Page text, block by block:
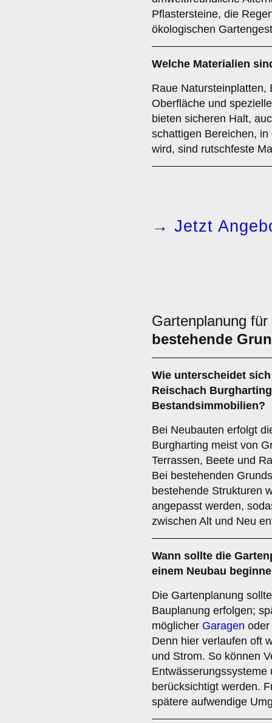
Pflastersteine, die
ökologischen
Welche Materialien
Raue Natursteinplatten,
Oberfläche und
bieten sicheren Halt,
schattigen Bereichen,
wird, sind rutschfeste
→ Jetzt
Gartenplanung für
bestehende
Wie unterscheidet
Reischach
Bestandsimmobilien?
Bei Neubauten erfolgt
Burgharting meist von
Terrassen, Beete und
Bei bestehenden
bestehende Strukturen
angepasst werden,
zwischen Alt und Neu
Wann sollte die
einem Neubau
Die Gartenplanung
Bauplanung erfolgen;
möglicher Garagen oder
Denn hier verlaufen oft
und Strom. So können
berücksichtigt werden.
spätere aufwendige